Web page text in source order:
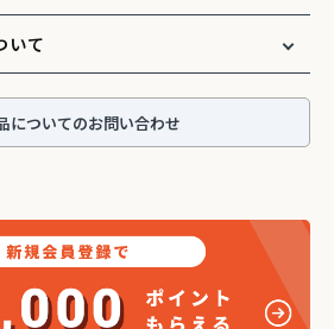
いて
についてのお問い合わせ